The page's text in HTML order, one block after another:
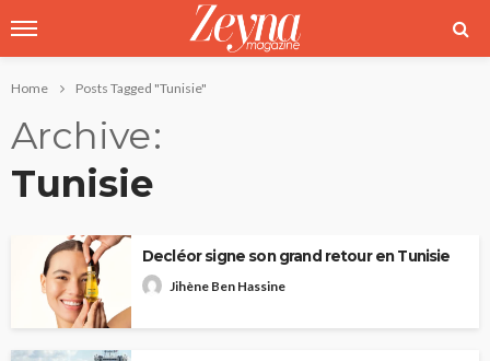
Home Posts Tagged "Tunisie"
Archive
Tunisie
Decléor signe son grand retour en Tunisie
Jihène Ben Hassine